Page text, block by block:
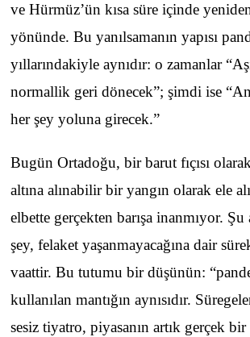
ve Hürmüz’ün kısa süre içinde yeniden
yönünde. Bu yanılsamanın yapısı
yıllarındakiyle aynıdır: o zamanlar
normallik geri dönecek”; şimdi ise
her şey yoluna girecek.”
Bugün Ortadoğu, bir barut fıçısı
altına alınabilir bir yangın olarak ele
elbette gerçekten barışa inanmıyor. Şu
şey, felaket yaşanmayacağına dair
vaattir. Bu tutumu bir düşünün:
kullanılan mantığın aynısıdır.
sesiz tiyatro, piyasanın artık gerçek